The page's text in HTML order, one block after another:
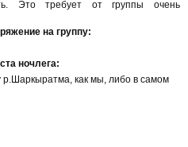
Это требует от группы очень
на группу:
ночлега:
р.Шаркыратма, как мы, либо в самом